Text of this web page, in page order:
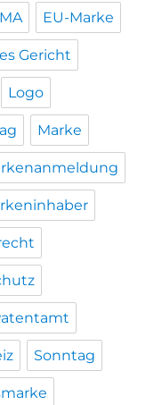
EU-Marke
Gericht
Logo
Marke
Sonntag